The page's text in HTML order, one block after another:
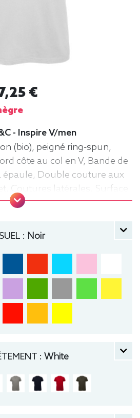
€
- Inspire V/men
(bio), peigné ring-spun,
côte au col en V, Bande de
épaule, Double couture aux
Coutures latérales. Surface
courte, Léger,
: Noir
: White